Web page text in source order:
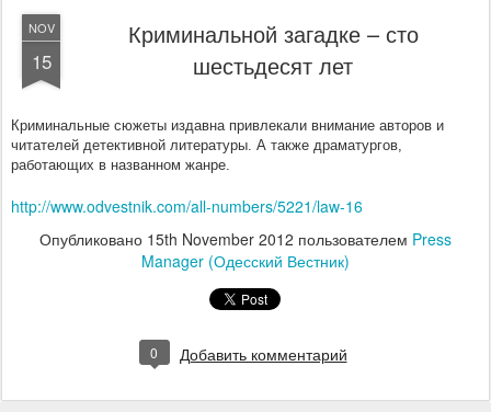
NOV
15
Криминальной загадке – сто
шестьдесят лет
Криминальные сюжеты издавна привлекали внимание авторов и
читателей детективной литературы. А также драматургов,
работающих в названном жанре.
http://www.odvestnik.com/all-numbers/5221/law-16
Опубликовано 15th November 2012 пользователем Press
Manager (Одесский Вестник)
0 Добавить комментарий